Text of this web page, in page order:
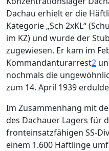
Dachau erhielt er die
Kategorie „Sch 2xKL“
im KZ) und wurde der
zugewiesen. Er kam im
Kommandanturarrest2
nochmals die
zum 14. April 1939
Im Zusammenhang mit
des Dachauer Lagers für
fronteinsatzfähigen SS-
einem 1.600 Häftlinge